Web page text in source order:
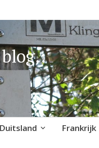
Duitsland Frankrijk